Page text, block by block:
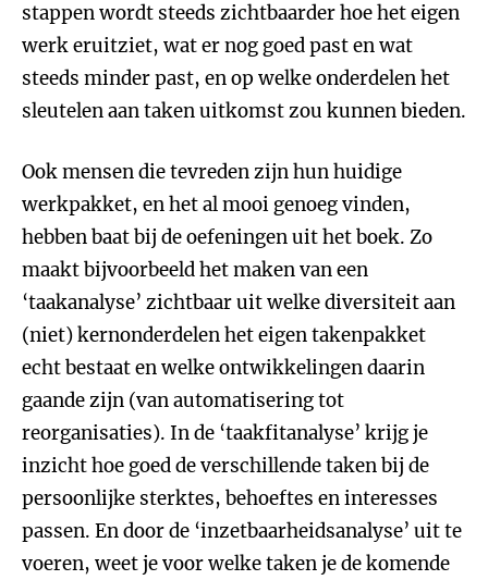
stappen wordt steeds zichtbaarder hoe het eigen
werk eruitziet, wat er nog goed past en wat
steeds minder past, en op welke onderdelen het
sleutelen aan taken uitkomst zou kunnen bieden.
Ook mensen die tevreden zijn hun huidige
werkpakket, en het al mooi genoeg vinden,
hebben baat bij de oefeningen uit het boek. Zo
maakt bijvoorbeeld het maken van een
‘taakanalyse’ zichtbaar uit welke diversiteit aan
(niet) kernonderdelen het eigen takenpakket
echt bestaat en welke ontwikkelingen daarin
gaande zijn (van automatisering tot
reorganisaties). In de ‘taakfitanalyse’ krijg je
inzicht hoe goed de verschillende taken bij de
persoonlijke sterktes, behoeftes en interesses
passen. En door de ‘inzetbaarheidsanalyse’ uit te
voeren, weet je voor welke taken je de komende